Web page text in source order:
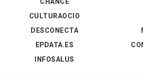
CULTURAOCIO
DESCONECTA
EPDATA.ES
INFOSALUS